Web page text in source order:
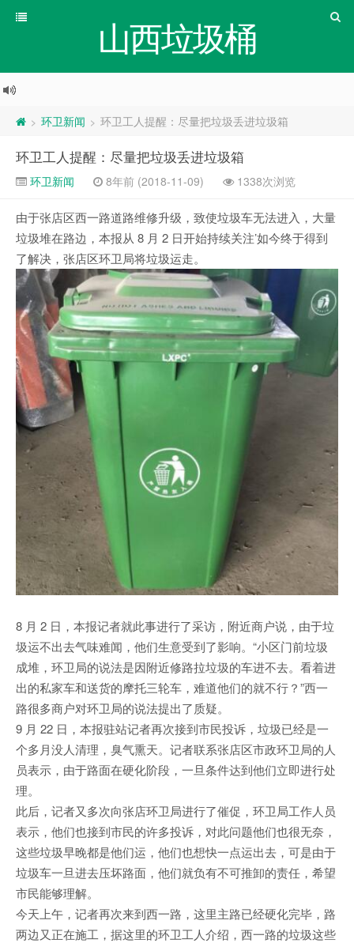
山西垃圾桶
> 环卫新闻 > 环卫工人提醒：尽量把垃圾丢进垃圾箱
环卫工人提醒：尽量把垃圾丢进垃圾箱
环卫新闻 8年前 (2018-11-09) 1338次浏览
由于张店区西一路道路维修升级，致使垃圾车无法进入，大量
垃圾堆在路边，本报从 8 月 2 日开始持续关注’如今终于得到
了解决，张店区环卫局将垃圾运走。
8 月 2 日，本报记者就此事进行了采访，附近商户说，由于垃
圾运不出去气味难闻，他们生意受到了影响。“小区门前垃圾
成堆，环卫局的说法是因附近修路拉垃圾的车进不去。看着进
出的私家车和送货的摩托三轮车，难道他们的就不行？”西一
路很多商户对环卫局的说法提出了质疑。
9 月 22 日，本报驻站记者再次接到市民投诉，垃圾已经是一
个多月没人清理，臭气熏天。记者联系张店区市政环卫局的人
员表示，由于路面在硬化阶段，一旦条件达到他们立即进行处
理。
此后，记者又多次向张店环卫局进行了催促，环卫局工作人员
表示，他们也接到市民的许多投诉，对此问题他们也很无奈，
这些垃圾早晚都是他们运，他们也想快一点运出去，可是由于
垃圾车一旦进去压坏路面，他们就负有不可推卸的责任，希望
市民能够理解。
今天上午，记者再次来到西一路，这里主路已经硬化完毕，路
两边又正在施工，据这里的环卫工人介绍，西一路的垃圾这些